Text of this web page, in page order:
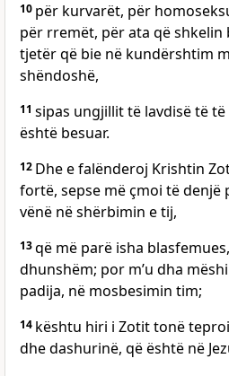
10 për kurvarët, për
për rremët, për ata që
tjetër që bie në kundërshtim
shëndoshë,
11 sipas ungjillit të lavdisë të
është besuar.
12 Dhe e falënderoj Krishtin
fortë, sepse më çmoi të denjë
vënë në shërbimin e tij,
13që më parë isha
dhunshëm; por m’u dha
padija, në mosbesimin tim;
14 kështu hiri i Zotit tonë
dhe dashurinë, që është në